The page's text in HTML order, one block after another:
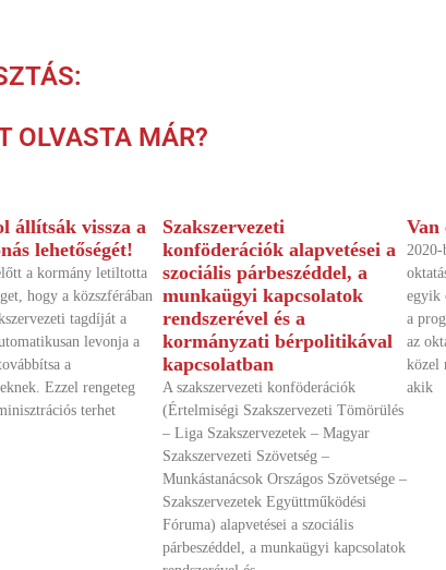
OLVASTA MÁR?
állítsák vissza a
lehetőségét!
a kormány letiltotta
hogy a közszférában
tagdíját a
levonja a
a
Ezzel rengeteg
terhet
Szakszervezeti
konföderációk alapvetései a
szociális párbeszéddel, a
munkaügyi kapcsolatok
rendszerével és a
kormányzati bérpolitikával
kapcsolatban
A szakszervezeti konföderációk
(Értelmiségi Szakszervezeti Tömörülés
– Liga Szakszervezetek – Magyar
Szakszervezeti Szövetség –
Munkástanácsok Országos Szövetsége –
Szakszervezetek Együttműködési
Fóruma) alapvetései a szociális
párbeszéddel, a munkaügyi kapcsolatok
Van
egyik
a
az
közel
akik